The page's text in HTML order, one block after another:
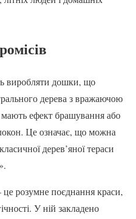
виробляти дошки, що
дерева з вражаючою
мають ефект брашування або
Це означає, що можна
дерев’яної тераси
розумне поєднання краси,
У ній закладено